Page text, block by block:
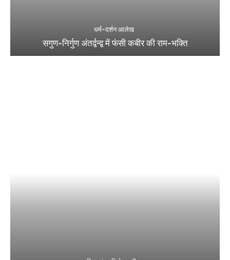
धर्म-दर्शन आलेख
सगुण-निर्गुण अंतर्द्वन्द्व में फंसी कबीर की राम-भक्ति